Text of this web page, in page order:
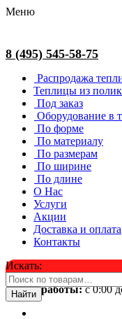
Меню
8 (495) 545-58-75
Распродажа
Теплицы из
Под заказ
Оборудование в
По форме
По материалу
По размерам
По ширине
По длине
О Нас
Услуги
Акции
Доставка и оплата
Контакты
Искать:
Найти
Успейте в августе!
Время работы:с 0:00